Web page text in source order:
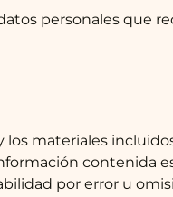
personales que
materiales
contenida
por error u